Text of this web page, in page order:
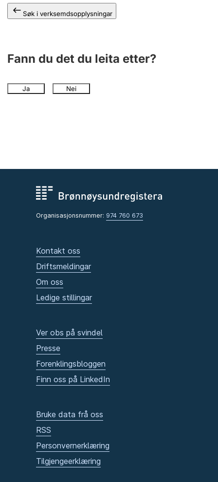
Søk i verksemdsopplysningar
Fann du det du leita etter?
Ja Nei
Organisasjonsnummer: 974 760 673
Kontakt oss
Driftsmeldingar
Om oss
Ledige stillingar
Ver obs på svindel
Presse
Forenklingsbloggen
Finn oss på LinkedIn
Bruke data frå oss
RSS
Personvernerklæring
Tilgjengeerklæring